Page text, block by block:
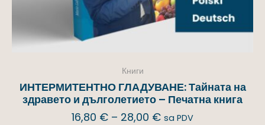
Книги
ИНТЕРМИТЕНТНО ГЛАДУВАНЕ: Тайната на
здравето и дълголетието – Печатна книга
16,80 € – 28,00 € sa PDV